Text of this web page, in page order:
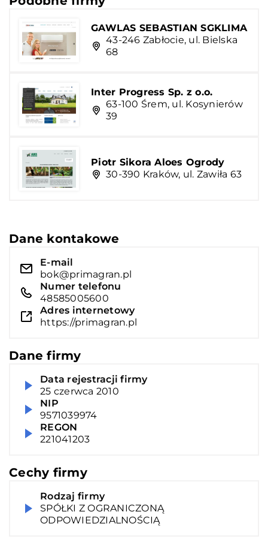
GAWLAS SEBASTIAN SGKLIMA
43-246 Zabłocie, ul. Bielska
68
Inter Progress Sp. z o.o.
63-100 Śrem, ul. Kosynierów
39
Piotr Sikora Aloes Ogrody
30-390 Kraków, ul. Zawiła 63
Dane kontakowe
E-mail
bok@primagran.pl
Numer telefonu
48585005600
Adres internetowy
https://primagran.pl
Dane firmy
Data rejestracji firmy
25 czerwca 2010
NIP
9571039974
REGON
221041203
Cechy firmy
Rodzaj firmy
SPÓŁKI Z OGRANICZONĄ
ODPOWIEDZIALNOŚCIĄ